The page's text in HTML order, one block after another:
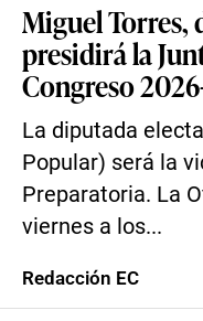
Miguel Torres,
presidirá la
Congreso
La diputada
Popular) será la
Preparatoria. La
viernes a los...
Redacción EC